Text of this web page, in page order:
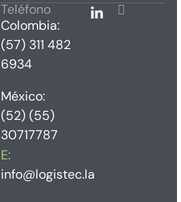
Teléfono
Colombia:
(57) 311 482
6934
México:
(52) (55)
30717787
E:
info@logistec.la